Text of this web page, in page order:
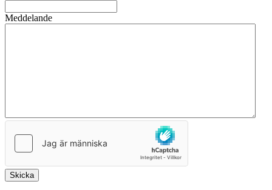
Meddelande
Skicka